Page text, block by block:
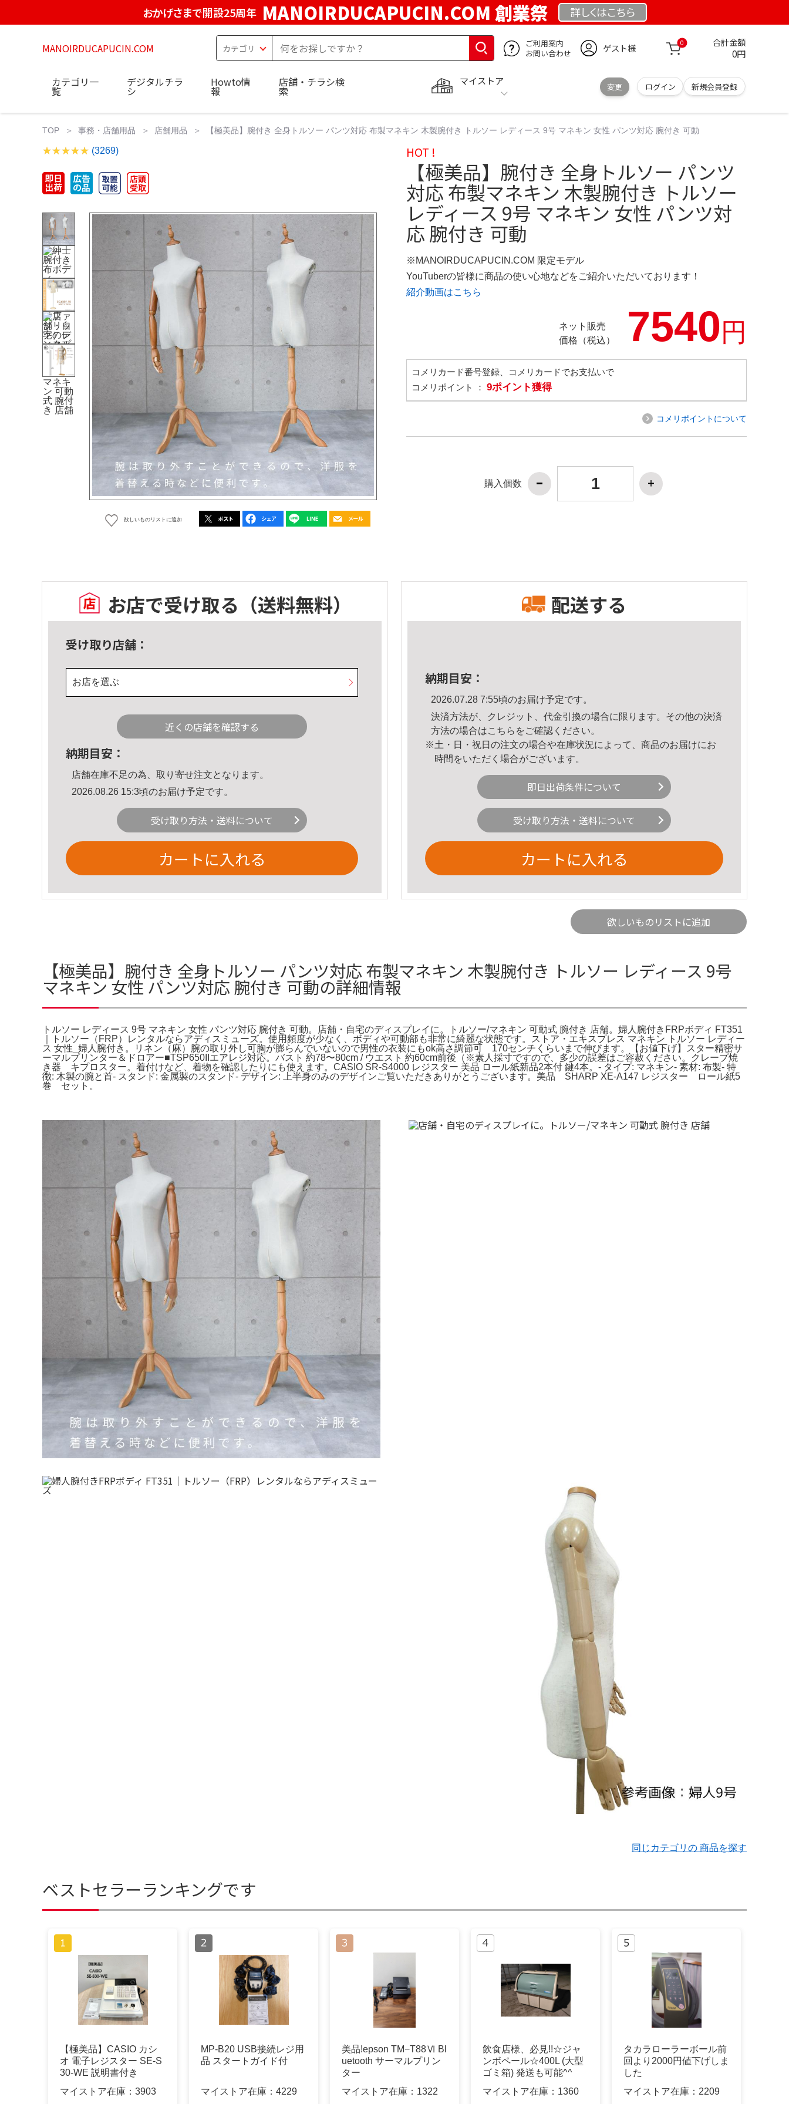
おかげさまで開設25周年 MANOIRDUCAPUCIN.COM 創業祭 詳しくはこちら
MANOIRDUCAPUCIN.COM
ご利用案内
お問い合わせ
ゲスト様 0 合計金額
0円
マイストア
変更 ログイン 新規会員登録
カテゴリ一
覧
デジタルチラ
シ
Howto情
報
店舗・チラシ検
索
TOP 事務・店舗用品 店舗用品 【極美品】腕付き 全身トルソー パンツ対応 布製マネキン 木製腕付き トルソー レディース 9号 マネキン 女性 パンツ対応 腕付き 可動
(3269)
欲しいものリストに追加
HOT !
【極美品】腕付き 全身トルソー パンツ
対応 布製マネキン 木製腕付き トルソー
レディース 9号 マネキン 女性 パンツ対
応 腕付き 可動
※MANOIRDUCAPUCIN.COM 限定モデル
YouTuberの皆様に商品の使い心地などをご紹介いただいております！
紹介動画はこちら
ネット販売
価格（税込）
7540円
コメリカード番号登録、コメリカードでお支払いで
コメリポイント ： 9ポイント獲得
コメリポイントについて
購入個数
お店で受け取る （送料無料）
受け取り店舗：
お店を選ぶ
近くの店舗を確認する
納期目安：
店舗在庫不足の為、取り寄せ注文となります。
2026.08.26 15:3頃のお届け予定です。
受け取り方法・送料について
カートに入れる
配送する
納期目安：
2026.07.28 7:55頃のお届け予定です。
決済方法が、クレジット、代金引換の場合に限ります。その他の決済
方法の場合はこちら をご確認ください。
※土・日・祝日の注文の場合や在庫状況によって、商品のお届けにお
時間をいただく場合がございます。
即日出荷条件について
受け取り方法・送料について
カートに入れる
欲しいものリストに追加
【極美品】腕付き 全身トルソー パンツ対応 布製マネキン 木製腕付き トルソー レディース 9号
マネキン 女性 パンツ対応 腕付き 可動の詳細情報
トルソー レディース 9号 マネキン 女性 パンツ対応 腕付き 可動。店舗・自宅のディスプレイに。トルソー/マネキン 可動式 腕付き 店舗。婦人腕付きFRPボディ FT351
｜トルソー（FRP）レンタルならアディスミューズ。使用頻度が少なく、ボディや可動部も非常に綺麗な状態です。ストア・エキスプレス マネキン トルソー レディー
ス 女性_婦人腕付き。リネン（麻）腕の取り外し可胸が膨らんでいないので男性の衣装にもok高さ調節可 170センチくらいまで伸びます。【お値下げ】スター精密サ
ーマルプリンター＆ドロアー■TSP650IIエアレジ対応。バスト 約78〜80cm / ウエスト 約60cm前後（※素人採寸ですので、多少の誤差はご容赦ください。クレープ焼
き器 キプロスター。着付けなど、着物を確認したりにも使えます。CASIO SR-S4000 レジスター 美品 ロール紙新品2本付 鍵4本。- タイプ: マネキン- 素材: 布製- 特
徴: 木製の腕と首- スタンド: 金属製のスタンド- デザイン: 上半身のみのデザインご覧いただきありがとうございます。美品 SHARP XE-A147 レジスター ロール紙5
巻 セット。
同じカテゴリの 商品を探す
ベストセラーランキングです
【極美品】CASIO カシ
オ 電子レジスター SE-S
30-WE 説明書付き
マイストア在庫： 3903
MP-B20 USB接続レジ用
品 スタートガイド付
マイストア在庫： 4229
美品!epson TM−T88Ⅵ Bl
uetooth サーマルプリン
ター
マイストア在庫： 1322
飲食店様、必見!!☆ジャ
ンボペール☆400L (大型
ゴミ箱) 発送も可能^^
マイストア在庫： 1360
タカラローラーボール前
回より2000円値下げしま
した
マイストア在庫： 2209